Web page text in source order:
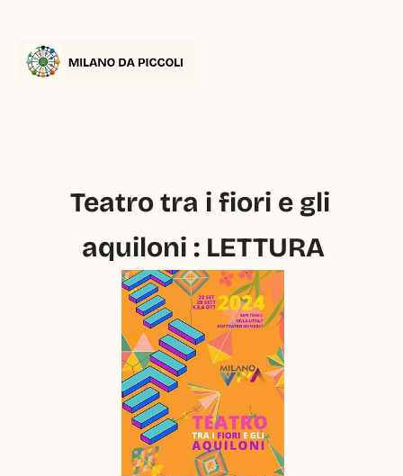
Teatro tra i fiori e gli
aquiloni : LETTURA